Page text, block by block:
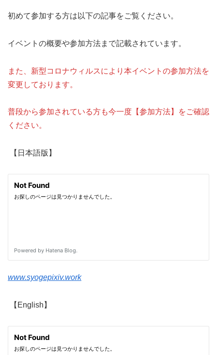
初めて参加する方は以下の記事をご覧ください。
イベントの概要や参加方法まで記載されています。
また、新型コロナウィルスにより本イベントの参加方法を
変更しております。
普段から参加されている方も今一度【参加方法】をご確認
ください。
【日本語版】
www.syogepixiv.work
【English】